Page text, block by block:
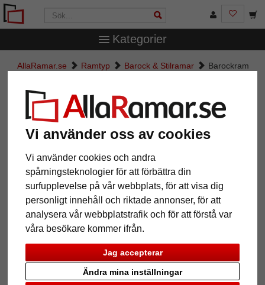
Vi använder oss av cookies
Vi använder cookies och andra
spårningsteknologier för att förbättra din
surfupplevelse på vår webbplats, för att visa dig
personligt innehåll och riktade annonser, för att
analysera vår webbplatstrafik och för att förstå var
våra besökare kommer ifrån.
Jag accepterar
Ändra mina inställningar
Kategorier
AllaRamar.se Ramtyp Barock & Stilramar
Barockram
Barockram Salamanca Color
Tillbaka